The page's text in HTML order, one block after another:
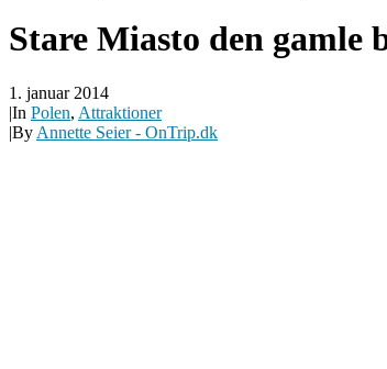
Stare Miasto den gamle
1. januar 2014
|In Polen, Attraktioner
|By Annette Seier - OnTrip.dk